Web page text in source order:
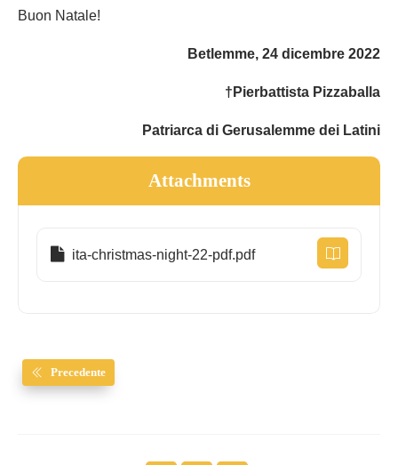
Buon Natale!
Betlemme, 24 dicembre 2022
†Pierbattista Pizzaballa
Patriarca di Gerusalemme dei Latini
Attachments
ita-christmas-night-22-pdf.pdf
Precedente